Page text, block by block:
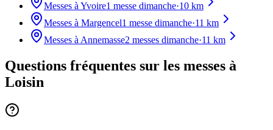
Messes à Yvoire1 messe dimanche·10 km
Messes à Margencel1 messe dimanche·11 km
Messes à Annemasse2 messes dimanche·11 km
Questions fréquentes sur les messes à
Loisin